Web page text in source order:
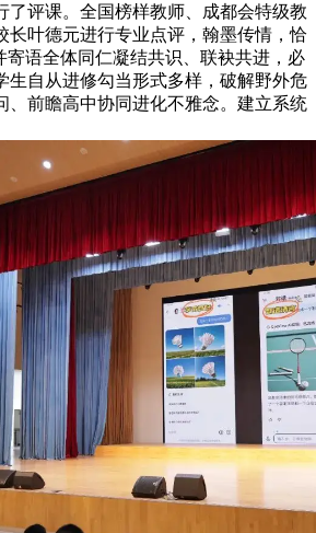
了评课。全国榜样教师、成都会特级教
长叶德元进行专业点评，翰墨传情，恰
寄语全体同仁凝结共识、联袂共进，必
生自从进修勾当形式多样，破解野外危
、前瞻高中协同进化不雅念。建立系统